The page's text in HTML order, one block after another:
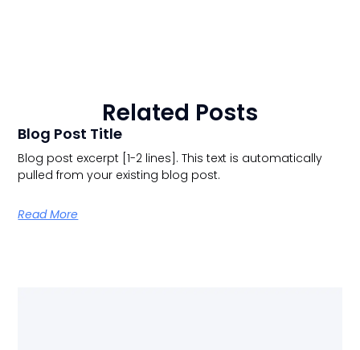
Related Posts
Blog Post Title
Blog post excerpt [1-2 lines]. This text is automatically
pulled from your existing blog post.
Read More